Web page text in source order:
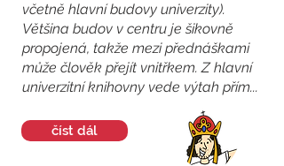
včetně hlavní budovy univerzity).
Většina budov v centru je šikovně
propojená, takže mezi přednáškami
může člověk přejít vnitřkem. Z hlavní
univerzitní knihovny vede výtah přím...
číst dál